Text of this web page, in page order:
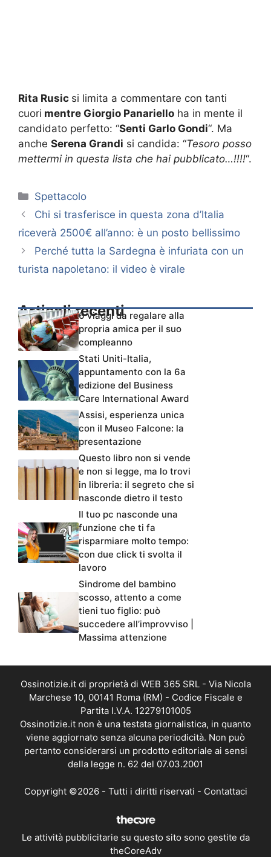
Rita Rusic si limita a commentare con tanti
cuori mentre Giorgio Panariello ha in mente il
candidato perfetto: “Senti Garlo Gondi“. Ma
anche Serena Grandi si candida: “Tesoro posso
mettermi in questa lista che hai pubblicato…!!!!“.
Categorie
Spettacolo
Chi si trasferisce in questa zona d’Italia
riceverà 2500€ all’anno: è un posto bellissimo
Perché tutta la Sardegna è infuriata con un
turista napoletano: il video è virale
Articoli recenti6 viaggi da regalare alla
propria amica per il suo
compleanno
Stati Uniti-Italia,
appuntamento con la 6a
edizione del Business
Care International Award
Assisi, esperienza unica
con il Museo Falcone: la
presentazione
Questo libro non si vende
e non si legge, ma lo trovi
in libreria: il segreto che si
nasconde dietro il testo
Il tuo pc nasconde una
funzione che ti fa
risparmiare molto tempo:
con due click ti svolta il
lavoro
Sindrome del bambino
scosso, attento a come
tieni tuo figlio: può
succedere all’improvviso |
Massima attenzione
Ossinotizie.it di proprietà di WEB 365 SRL - Via Nicola
Marchese 10, 00141 Roma (RM) - Codice Fiscale e
Partita I.V.A. 12279101005
Ossinotizie.it non è una testata giornalistica, in quanto
viene aggiornato senza alcuna periodicità. Non può
pertanto considerarsi un prodotto editoriale ai sensi
della legge n. 62 del 07.03.2001
Copyright ©2026 - Tutti i diritti riservati - Contattaci
Le attività pubblicitarie su questo sito sono gestite da
theCoreAdv